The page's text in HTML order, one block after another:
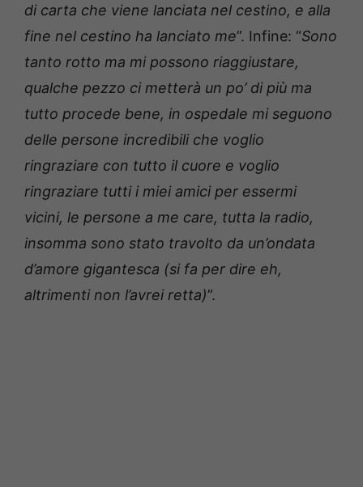
di carta che viene lanciata nel cestino, e alla
fine nel cestino ha lanciato me”. Infine: “Sono
tanto rotto ma mi possono riaggiustare,
qualche pezzo ci metterà un po’ di più ma
tutto procede bene, in ospedale mi seguono
delle persone incredibili che voglio
ringraziare con tutto il cuore e voglio
ringraziare tutti i miei amici per essermi
vicini, le persone a me care, tutta la radio,
insomma sono stato travolto da un’ondata
d’amore gigantesca (si fa per dire eh,
altrimenti non l’avrei retta)”.